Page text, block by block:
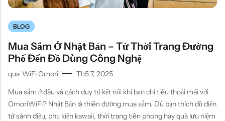
BLOG
Mua Sắm Ở Nhật Bản – Từ Thời Trang Đường
Phố Đến Đồ Dùng Công Nghệ
qua WiFi Omori
Th5 7, 2025
Mua sắm ở đâu và cách duy trì kết nối khi bạn chi tiêu thoải mái với
OmoriWiFi? Nhật Bản là thiên đường mua sắm. Dù bạn thích đồ điện
tử sành điệu, phụ kiện kawaii, thời trang tiên phong hay quà lưu niệm